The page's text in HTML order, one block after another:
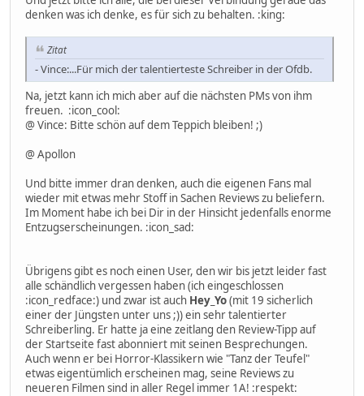
denken was ich denke, es für sich zu behalten. :king:
Zitat
- Vince:...Für mich der talentierteste Schreiber in der Ofdb.
Na, jetzt kann ich mich aber auf die nächsten PMs von ihm
freuen. :icon_cool:
@ Vince: Bitte schön auf dem Teppich bleiben! ;)
@ Apollon
Und bitte immer dran denken, auch die eigenen Fans mal
wieder mit etwas mehr Stoff in Sachen Reviews zu beliefern.
Im Moment habe ich bei Dir in der Hinsicht jedenfalls enorme
Entzugserscheinungen. :icon_sad:
Übrigens gibt es noch einen User, den wir bis jetzt leider fast
alle schändlich vergessen haben (ich eingeschlossen
:icon_redface:) und zwar ist auch Hey_Yo(mit 19 sicherlich
einer der Jüngsten unter uns ;)) ein sehr talentierter
Schreiberling. Er hatte ja eine zeitlang den Review-Tipp auf
der Startseite fast abonniert mit seinen Besprechungen.
Auch wenn er bei Horror-Klassikern wie "Tanz der Teufel"
etwas eigentümlich erscheinen mag, seine Reviews zu
neueren Filmen sind in aller Regel immer 1A! :respekt: